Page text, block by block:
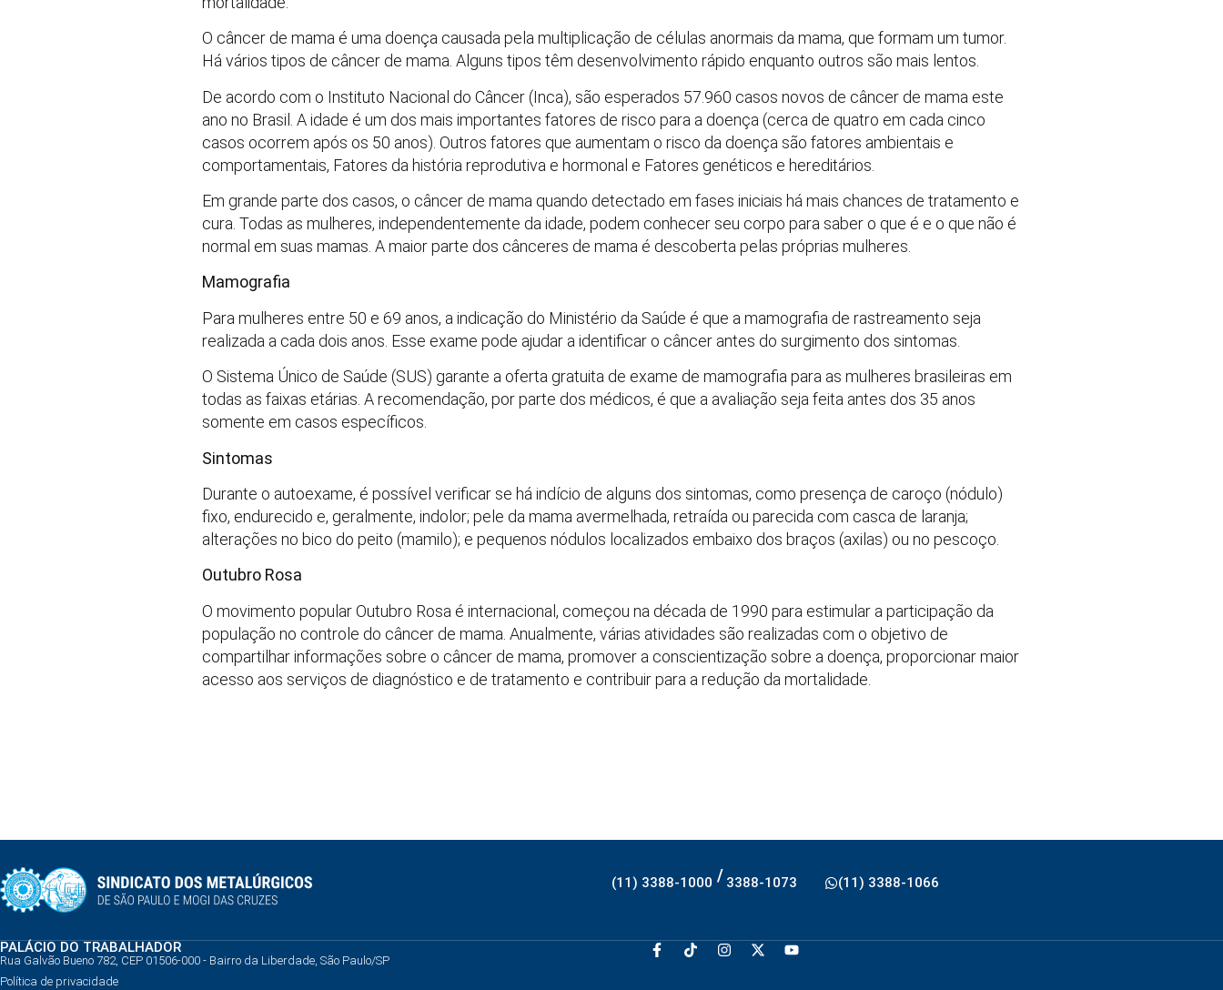
O câncer de mama é uma doença causada pela multiplicação de células anormais da mama, que formam um tumor.
Há vários tipos de câncer de mama. Alguns tipos têm desenvolvimento rápido enquanto outros são mais lentos.
De acordo com o Instituto Nacional do Câncer (Inca), são esperados 57.960 casos novos de câncer de mama este
ano no Brasil. A idade é um dos mais importantes fatores de risco para a doença (cerca de quatro em cada cinco
casos ocorrem após os 50 anos). Outros fatores que aumentam o risco da doença são fatores ambientais e
comportamentais, Fatores da história reprodutiva e hormonal e Fatores genéticos e hereditários.
Em grande parte dos casos, o câncer de mama quando detectado em fases iniciais há mais chances de tratamento e
cura. Todas as mulheres, independentemente da idade, podem conhecer seu corpo para saber o que é e o que não é
normal em suas mamas. A maior parte dos cânceres de mama é descoberta pelas próprias mulheres.
Mamografia
Para mulheres entre 50 e 69 anos, a indicação do Ministério da Saúde é que a mamografia de rastreamento seja
realizada a cada dois anos. Esse exame pode ajudar a identificar o câncer antes do surgimento dos sintomas.
O Sistema Único de Saúde (SUS) garante a oferta gratuita de exame de mamografia para as mulheres brasileiras em
todas as faixas etárias. A recomendação, por parte dos médicos, é que a avaliação seja feita antes dos 35 anos
somente em casos específicos.
Sintomas
Durante o autoexame, é possível verificar se há indício de alguns dos sintomas, como presença de caroço (nódulo)
fixo, endurecido e, geralmente, indolor; pele da mama avermelhada, retraída ou parecida com casca de laranja;
alterações no bico do peito (mamilo); e pequenos nódulos localizados embaixo dos braços (axilas) ou no pescoço.
Outubro Rosa
O movimento popular Outubro Rosa é internacional, começou na década de 1990 para estimular a participação da
população no controle do câncer de mama. Anualmente, várias atividades são realizadas com o objetivo de
compartilhar informações sobre o câncer de mama, promover a conscientização sobre a doença, proporcionar maior
acesso aos serviços de diagnóstico e de tratamento e contribuir para a redução da mortalidade.
(11) 3388-1000 / 3388-1073 (11) 3388-1066
PALÁCIO DO TRABALHADOR
Rua Galvão Bueno 782, CEP 01506-000 - Bairro da Liberdade, São Paulo/SP
Política de privacidade